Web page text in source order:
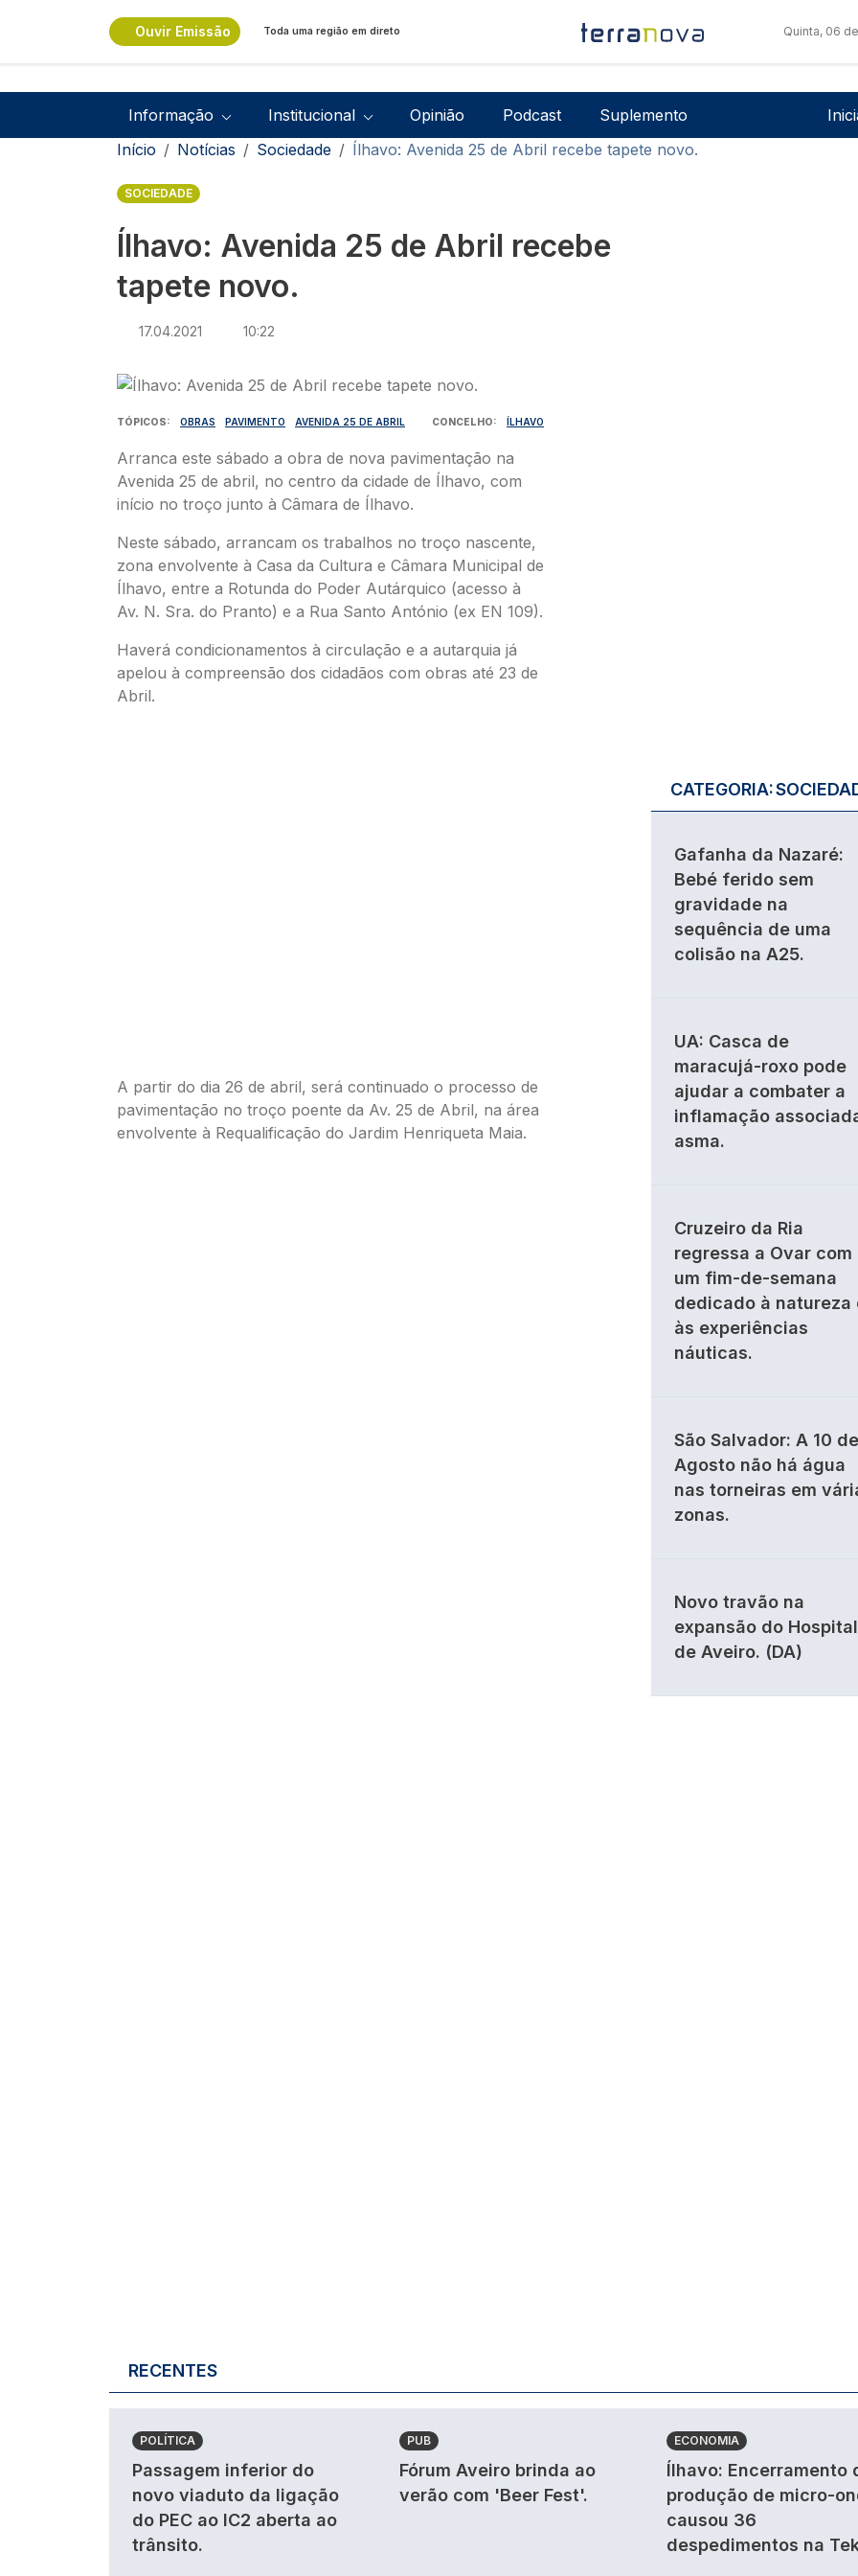
Ouvir Emissão Toda uma região em direto Quinta, 06
Navegação principal
Informação Institucional Opinião Podcast Suplemento
Navegação estrutural
Início Notícias Sociedade Ílhavo: Avenida 25 de Abril recebe tapete novo.
SOCIEDADE
Ílhavo: Avenida 25 de Abril recebe
tapete novo.
17.04.2021 10:22
Imagem
TÓPICOS OBRAS PAVIMENTO AVENIDA 25 DE ABRIL CONCELHO ÍLHAVO
Arranca este sábado a obra de nova pavimentação na
Avenida 25 de abril, no centro da cidade de Ílhavo, com
início no troço junto à Câmara de Ílhavo.
Neste sábado, arrancam os trabalhos no troço nascente,
zona envolvente à Casa da Cultura e Câmara Municipal de
Ílhavo, entre a Rotunda do Poder Autárquico (acesso à
Av. N. Sra. do Pranto) e a Rua Santo António (ex EN 109).
Haverá condicionamentos à circulação e a autarquia já
apelou à compreensão dos cidadãos com obras até 23 de
Abril.
A partir do dia 26 de abril, será continuado o processo de
pavimentação no troço poente da Av. 25 de Abril, na área
envolvente à Requalificação do Jardim Henriqueta Maia.
CATEGORIA:
Gafanha da Nazaré:
Bebé ferido sem
gravidade na
sequência de uma
colisão na A25.
UA: Casca de
maracujá-roxo pode
ajudar a combater a
inflamação
asma.
Cruzeiro da Ria
regressa a Ovar com
um fim-de-semana
dedicado à natureza
às experiências
náuticas.
São Salvador: A 10 de
Agosto não há água
nas torneiras em
zonas.
Novo travão na
expansão do Hospital
de Aveiro. (DA)
RECENTES
POLÍTICA
Passagem inferior do
novo viaduto da ligação
do PEC ao IC2 aberta ao
trânsito.
PUB
Fórum Aveiro brinda ao
verão com 'Beer Fest'.
ECONOMIA
Ílhavo: Encerramento
produção de micro-
causou 36
despedimentos na